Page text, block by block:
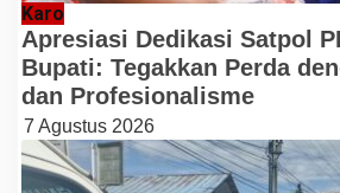
Karo
Apresiasi Dedikasi Satpol
Bupati: Tegakkan Perda
dan Profesionalisme
7 Agustus 2026